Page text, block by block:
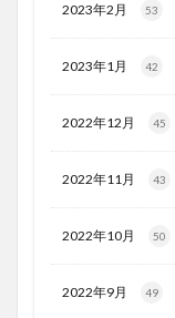
2023年2月 53
2023年1月 42
2022年12月 45
2022年11月 43
2022年10月 50
2022年9月 49